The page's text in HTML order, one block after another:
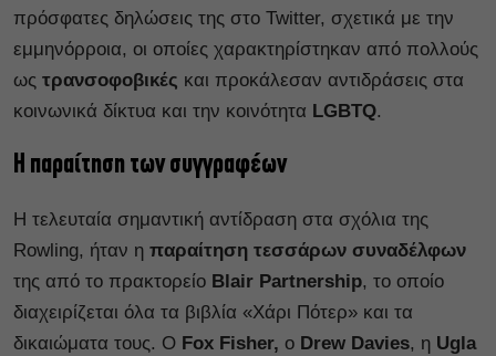
πρόσφατες δηλώσεις της στο Twitter, σχετικά με την
εμμηνόρροια, οι οποίες χαρακτηρίστηκαν από πολλούς
ως τρανσοφοβικές και προκάλεσαν αντιδράσεις στα
κοινωνικά δίκτυα και την κοινότητα LGBTQ.
Η παραίτηση των συγγραφέων
Η τελευταία σημαντική αντίδραση στα σχόλια της
Rowling, ήταν η παραίτηση τεσσάρων συναδέλφων
της από το πρακτορείο Blair Partnership, το οποίο
διαχειρίζεται όλα τα βιβλία «Χάρι Πότερ» και τα
δικαιώματα τους. Ο Fox Fisher, ο Drew Davies, η Ugla